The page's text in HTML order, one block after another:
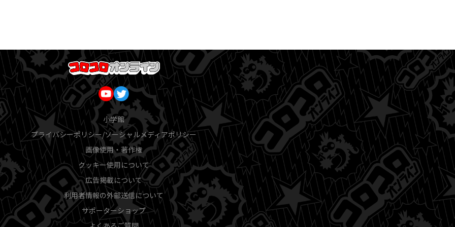
小学館
プライバシーポリシー/ソーシャルメディアポリシー
画像使用・著作権
クッキー使用について
広告掲載について
利用者情報の外部送信について
サポーターショップ